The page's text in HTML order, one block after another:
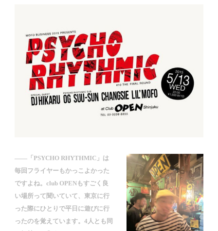
――「PSYCHO RHYTHMIC」は
毎回フライヤーもかっこよかった
ですよね。club OPENもすごく良
い場所って聞いていて、東京に行
った際にひとりで平日に遊びに行
ったのを覚えています。4人とも同